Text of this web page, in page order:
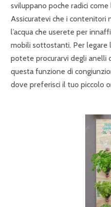
sviluppano poche radici
Assicuratevi che i contenitori
l’acqua che userete per
mobili sottostanti. Per
potete procurarvi degli anelli
questa funzione di
dove preferisci il tuo piccolo